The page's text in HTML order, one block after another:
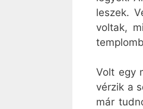
leszek.
voltak,
Volt egy
vérzik a
már